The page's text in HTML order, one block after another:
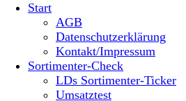
Start
AGB
Datenschutzerklärung
Kontakt/Impressum
Sortimenter-Check
LDs Sortimenter-Ticker
Umsatztest